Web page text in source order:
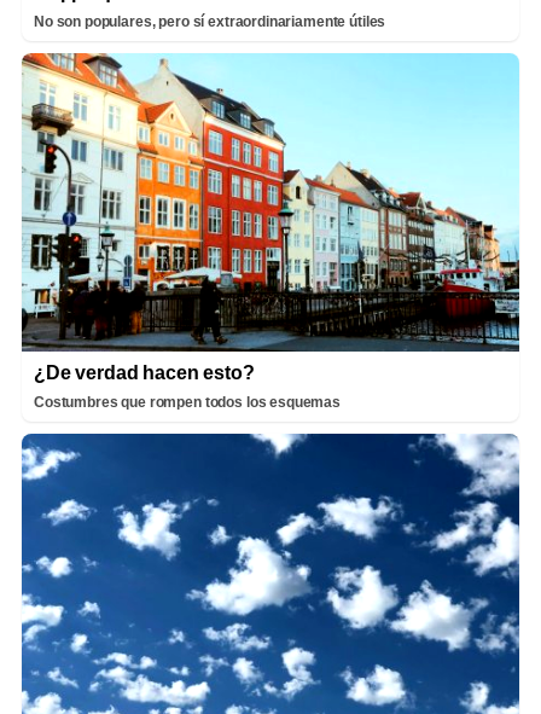
No son populares, pero sí extraordinariamente útiles
¿De verdad hacen esto?
Costumbres que rompen todos los esquemas